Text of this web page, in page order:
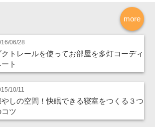
more
06/28
クトレールを使ってお部屋を多灯コーディ
ト
10/11
やしの空間！快眠できる寝室をつくる３つ
ツ